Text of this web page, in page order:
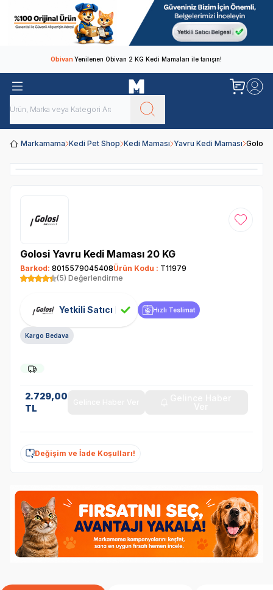
ObivanYenilenen Obivan 2 KG Kedi Mamaları ile tanışın!
Markamama Kedi Pet Shop Kedi Maması Yavru Kedi Maması Golosi
Favoriye
Golosi Yavru Kedi Maması 20 KG
Barkod: 8015579045408Ürün Kodu : T11979
(5) Değerlendirme
Yetkili Satıcı Hızlı Teslimat
Kargo Bedava
2.729,00
TL
Değişim ve İade Koşulları!